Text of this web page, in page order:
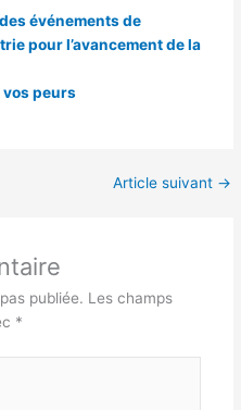
événements de
pour l’avancement de la
vos peurs
Article suivant →
publiée. Les champs
*